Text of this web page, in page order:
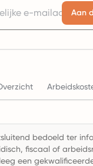
Aan
bedoeld ter
fiscaal of
een